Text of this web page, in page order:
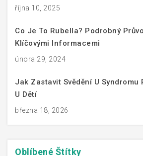
října 10, 2025
Co Je To Rubella? Podrobný
Klíčovými Informacemi
února 29, 2024
Jak Zastavit Svědění U Syndromu
U Dětí
března 18, 2026
Oblíbené Štítky